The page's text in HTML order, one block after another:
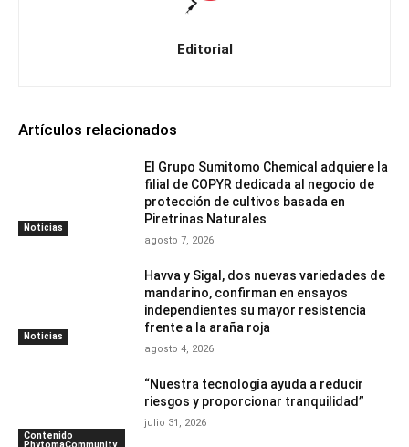
Editorial
Artículos relacionados
Noticias
El Grupo Sumitomo Chemical adquiere la
filial de COPYR dedicada al negocio de
protección de cultivos basada en
Piretrinas Naturales
agosto 7, 2026
Noticias
Havva y Sigal, dos nuevas variedades de
mandarino, confirman en ensayos
independientes su mayor resistencia
frente a la araña roja
agosto 4, 2026
Contenido
PhytomaCommunity
“Nuestra tecnología ayuda a reducir
riesgos y proporcionar tranquilidad”
julio 31, 2026